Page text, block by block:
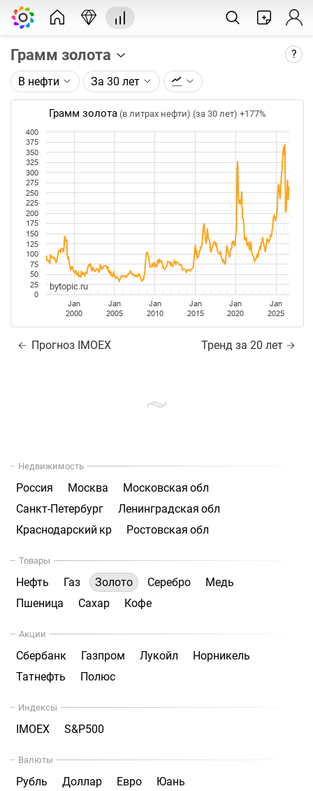
Грамм золота ?
Описание графика:
Цена фьючерса на золото, торгуемого на ICE.
Каждая точка на графике - цена закрытия дня,
недели или месяца. Оптимальный таймфрейм
(день, неделя, месяц) подбирается автоматически
при изменении глубины графика.
Данные добавляются ежедневно.
В нефти За 30 лет
Грамм золота (в литрах нефти) (за 30 лет) +177%
Jan
2000
Jan
2005
Jan
2010
Jan
2015
Jan
2020
Jan
2025
0
25
50
75
100
125
150
175
200
225
250
275
300
325
350
375
400
bytopic.ru
Прогноз IMOEX Тренд за 20 лет
Недвижимость
Россия Москва
Московская обл
Санкт-Петербург
Ленинградская обл
Краснодарский кр
Ростовская обл
Товары
Нефть Газ Золото Серебро
Медь
Пшеница
Сахар Кофе
Акции
Сбербанк Газпром Лукойл
Норникель
Татнефть
Полюс
Индексы
IMOEX S&P500
Валюты
Рубль Доллар Евро Юань